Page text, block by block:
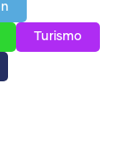
Turismo